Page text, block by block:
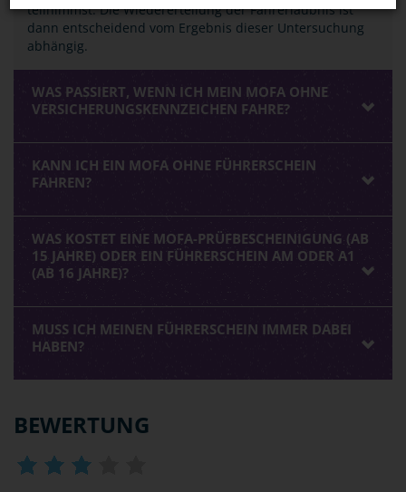
teilnimmst. Die Wiedererteilung der Fahrerlaubnis ist
dann entscheidend vom Ergebnis dieser Untersuchung
abhängig.
WAS PASSIERT, WENN ICH MEIN MOFA OHNE
VERSICHERUNGSKENNZEICHEN FAHRE?
KANN ICH EIN MOFA OHNE FÜHRERSCHEIN
FAHREN?
WAS KOSTET EINE MOFA-PRÜFBESCHEINIGUNG (AB
15 JAHRE) ODER EIN FÜHRERSCHEIN AM ODER A1
(AB 16 JAHRE)?
MUSS ICH MEINEN FÜHRERSCHEIN IMMER DABEI
HABEN?
BEWERTUNG